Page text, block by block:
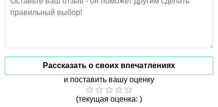
Рассказать о своих впечатлениях
и поставить вашу оценку
(текущая оценка: )